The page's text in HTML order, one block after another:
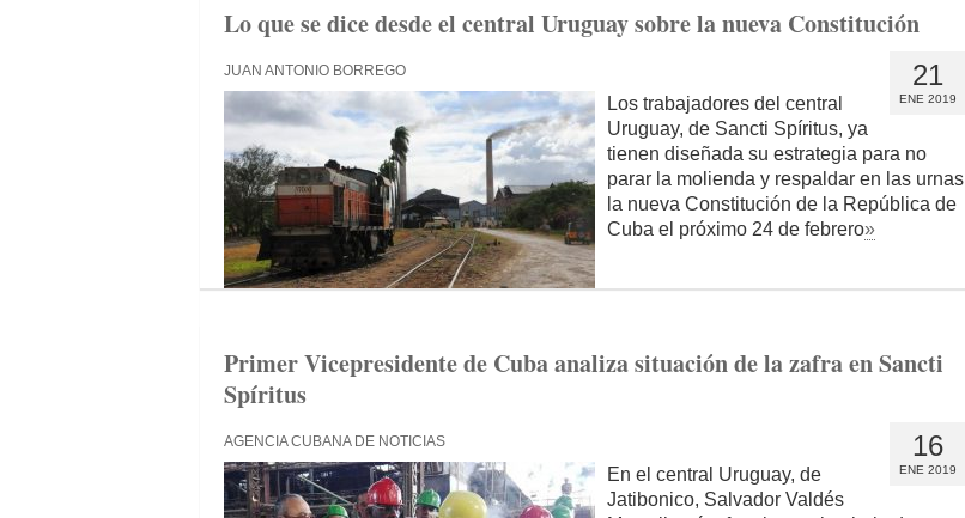
Lo que se dice desde el central Uruguay sobre la nueva Constitución
21
ENE 2019
JUAN ANTONIO BORREGO
Los trabajadores del central
Uruguay, de Sancti Spíritus, ya
tienen diseñada su estrategia para no
parar la molienda y respaldar en las urnas
la nueva Constitución de la República de
Cuba el próximo 24 de febrero»
Primer Vicepresidente de Cuba analiza situación de la zafra en Sancti
Spíritus
16
ENE 2019
AGENCIA CUBANA DE NOTICIAS
En el central Uruguay, de
Jatibonico, Salvador Valdés